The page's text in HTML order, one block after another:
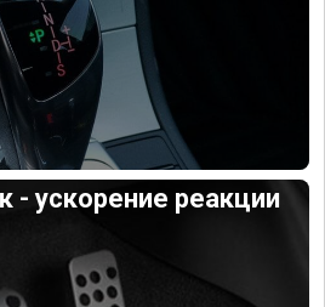
- ускорение реакции